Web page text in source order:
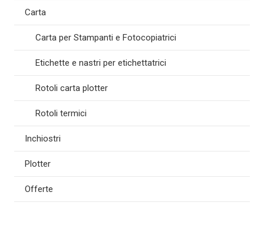
Carta
Carta per Stampanti e Fotocopiatrici
Etichette e nastri per etichettatrici
Rotoli carta plotter
Rotoli termici
Inchiostri
Plotter
Offerte